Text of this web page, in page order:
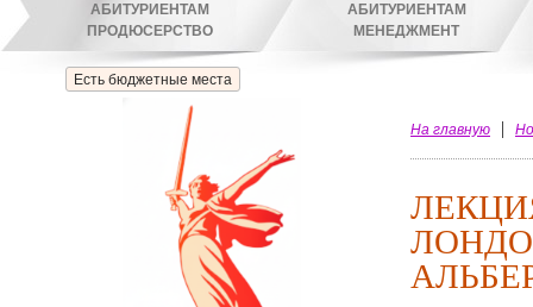
Есть бюджетные места
АБИТУРИЕНТАМ
ПРОДЮСЕРСТВО
АБИТУРИЕНТАМ
МЕНЕДЖМЕНТ
На главную